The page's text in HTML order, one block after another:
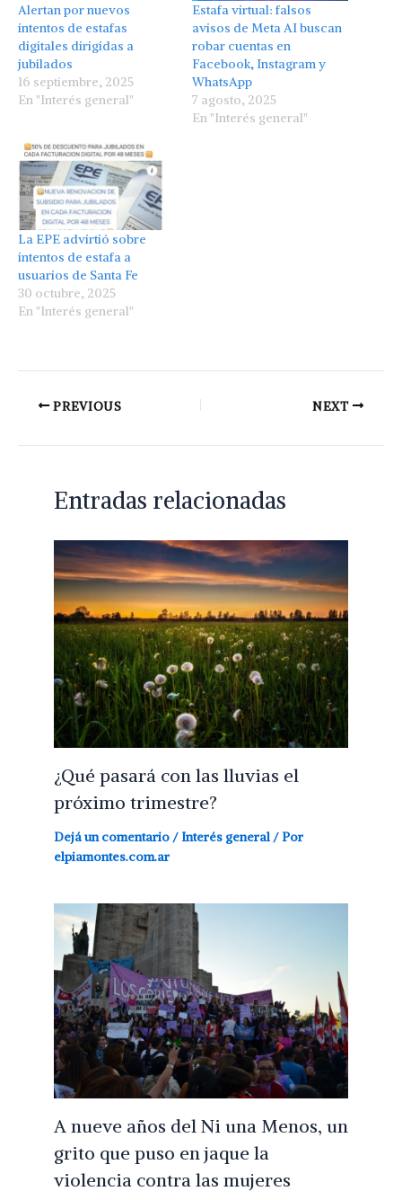
Alertan por nuevos
intentos de estafas
digitales dirigidas a
jubilados
16 septiembre, 2025
En "Interés general"
Estafa virtual: falsos
avisos de Meta AI buscan
robar cuentas en
Facebook, Instagram y
WhatsApp
7 agosto, 2025
En "Interés general"
La EPE advirtió sobre
intentos de estafa a
usuarios de Santa Fe
30 octubre, 2025
En "Interés general"
PREVIOUS NEXT
Entradas relacionadas
¿Qué pasará con las lluvias el
próximo trimestre?
Dejá un comentario / Interés general/ Por
elpiamontes.com.ar
A nueve años del Ni una Menos, un
grito que puso en jaque la
violencia contra las mujeres